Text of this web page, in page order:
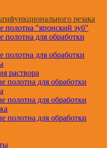
резака
"японский зуб"
для обработки
для обработки
раствора
полотна для обработки
полотна для обработки
полотна для обработки